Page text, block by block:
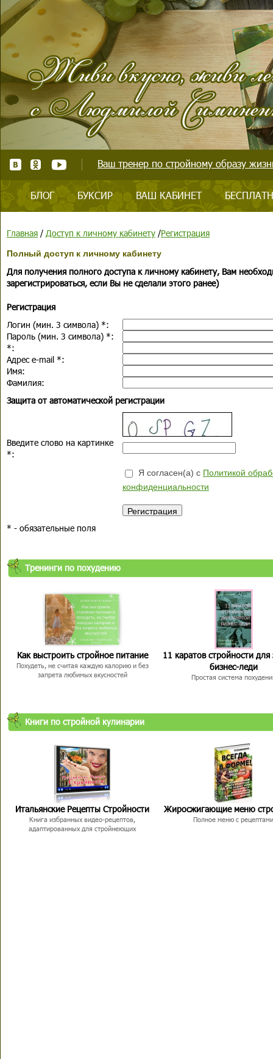
Ваш тренер по стройному образу
БЛОГ БУКСИР ВАШ КАБИНЕТ
Главная / Доступ к личному кабинету /Регистрация
Полный доступ к личному кабинету
Для получения полного доступа к личному кабинету, Вам
зарегистрироваться, если Вы не сделали этого ранее)
Регистрация
Логин (мин. 3 символа) *:
Пароль (мин. 3 символа) *:
*:
Адрес e-mail *:
Имя:
Фамилия:
Защита от автоматической регистрации
Введите слово на картинке
*:
Я согласен(а) с Политикой
конфиденциальности
* - обязательные поля
Тренинги по похудению
Как выстроить стройное питание
Похудеть, не считая каждую калорию и без
запрета любимых вкусностей
11 каратов стройности для
бизнес-леди
Простая система
Книги по стройной кулинарии
Итальянские Рецепты Стройности
Книга избранных видео-рецептов,
адаптированных для стройнеющих
Жиросжигающие меню
Полное меню с рецептами